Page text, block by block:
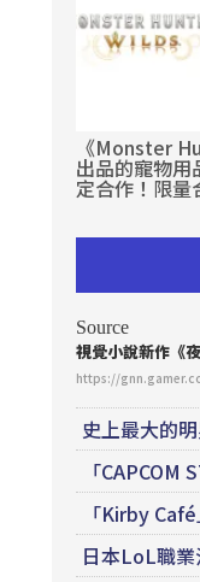
《Monster
出品的寵物用
定合作！限量
Source
視覺小說新作《
https://
史上最大的
「
「Kirby
日本LoL職業